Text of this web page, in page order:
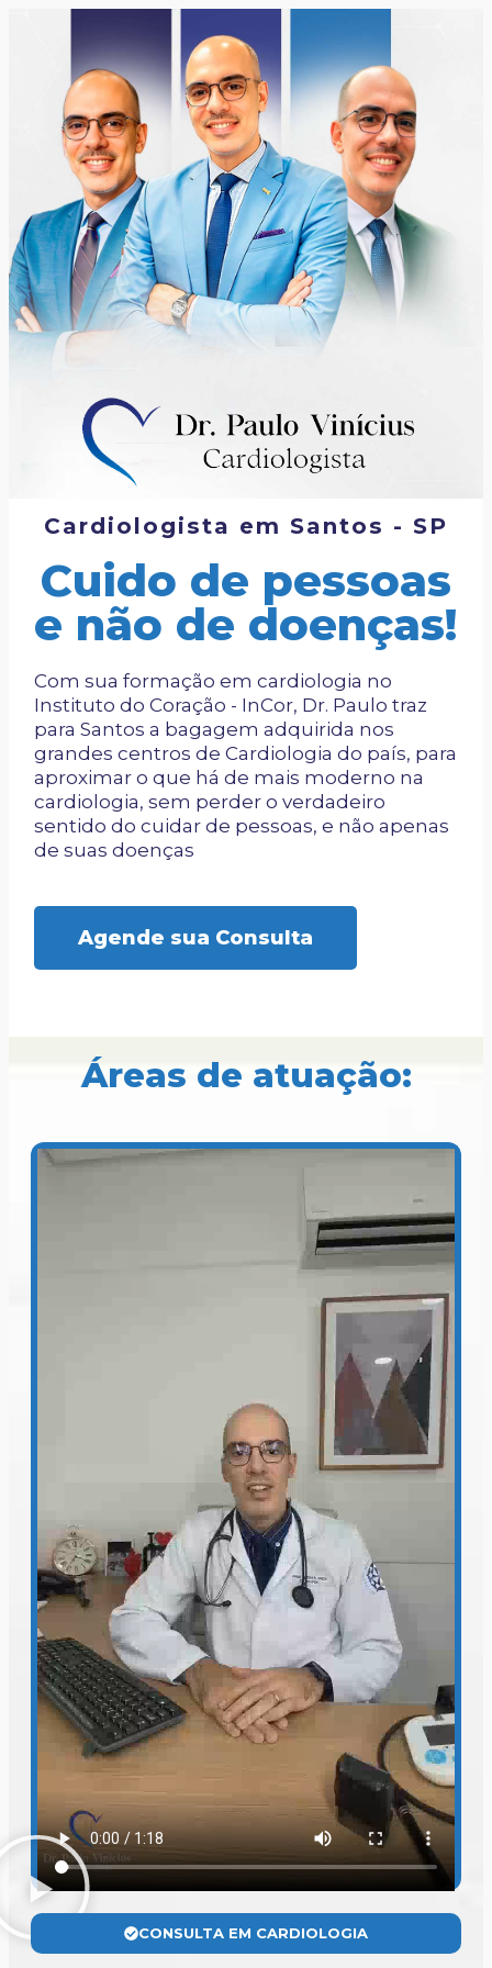
Cardiologista em Santos - SP
Cuido de pessoas
e não de doenças!
Com sua formação em cardiologia no
Instituto do Coração - InCor, Dr. Paulo traz
para Santos a bagagem adquirida nos
grandes centros de Cardiologia do país, para
aproximar o que há de mais moderno na
cardiologia, sem perder o verdadeiro
sentido do cuidar de pessoas, e não apenas
de suas doenças
Agende sua Consulta
Áreas de atuação:
CONSULTA EM CARDIOLOGIA